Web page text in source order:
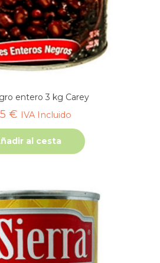
entero 3 kg Carey
€ IVA Incluido
al cesta